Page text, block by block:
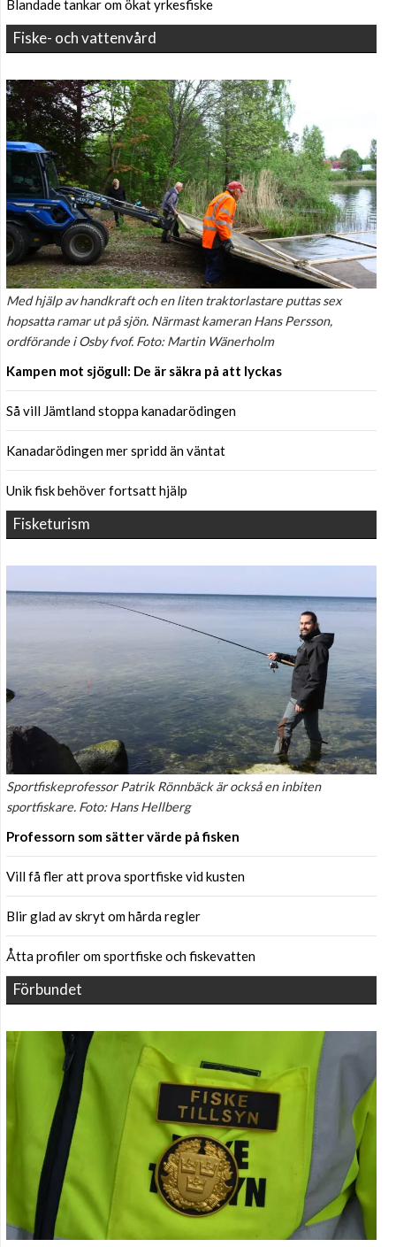
Blandade tankar om ökat yrkesfiske
Fiske- och vattenvård
Med hjälp av handkraft och en liten traktorlastare puttas sex
hopsatta ramar ut på sjön. Närmast kameran Hans Persson,
ordförande i Osby fvof. Foto: Martin Wänerholm
Kampen mot sjögull: De är säkra på att lyckas
Så vill Jämtland stoppa kanadarödingen
Kanadarödingen mer spridd än väntat
Unik fisk behöver fortsatt hjälp
Fisketurism
Sportfiskeprofessor Patrik Rönnbäck är också en inbiten
sportfiskare. Foto: Hans Hellberg
Professorn som sätter värde på fisken
Vill få fler att prova sportfiske vid kusten
Blir glad av skryt om hårda regler
Åtta profiler om sportfiske och fiskevatten
Förbundet